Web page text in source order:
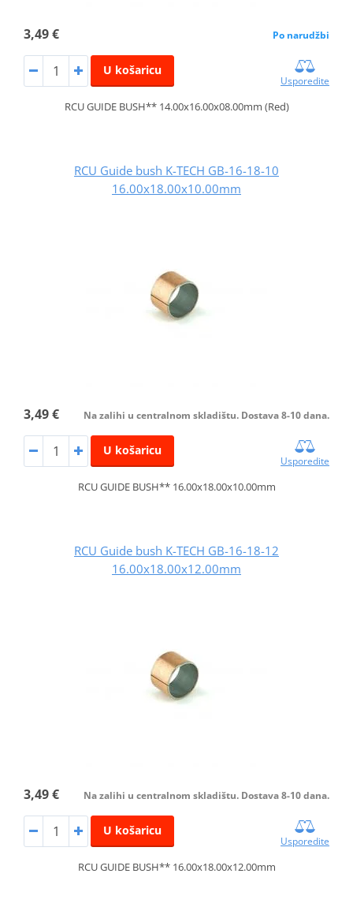
3,49 € Po narudžbi
U košaricu
Usporedite
RCU GUIDE BUSH** 14.00x16.00x08.00mm (Red)
RCU Guide bush K-TECH GB-16-18-10
16.00x18.00x10.00mm
3,49 € Na zalihi u centralnom skladištu. Dostava 8-10 dana.
U košaricu
Usporedite
RCU GUIDE BUSH** 16.00x18.00x10.00mm
RCU Guide bush K-TECH GB-16-18-12
16.00x18.00x12.00mm
3,49 € Na zalihi u centralnom skladištu. Dostava 8-10 dana.
U košaricu
Usporedite
RCU GUIDE BUSH** 16.00x18.00x12.00mm